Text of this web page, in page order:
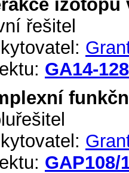
řešitel
GA14-
GAP108/